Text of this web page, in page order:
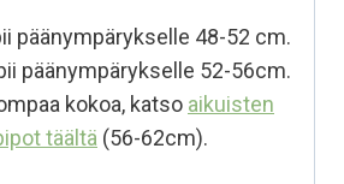
päänympärykselle 48-52 cm.
päänympärykselle 52-56cm.
kokoa, katso aikuisten
täältä (56-62cm).